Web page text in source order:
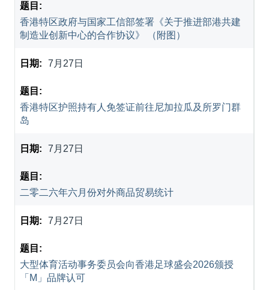
香港特区政府与国家工信部签署《关于推进部港共建
制造业创新中心的合作协议》 （附图）
7月27日
香港特区护照持有人免签证前往尼加拉瓜及所罗门群
岛
7月27日
二零二六年六月份对外商品贸易统计
7月27日
大型体育活动事务委员会向香港足球盛会2026颁授
「M」品牌认可